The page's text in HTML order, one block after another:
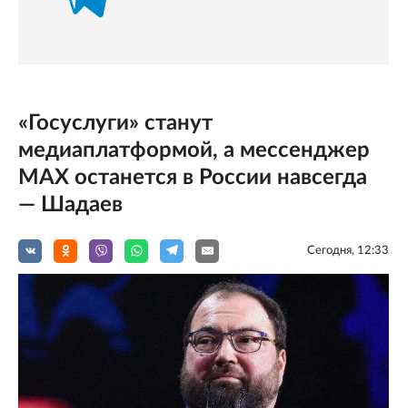
«Госуслуги» станут
медиаплатформой, а мессенджер
MAX останется в России навсегда
— Шадаев
Сегодня, 12:33